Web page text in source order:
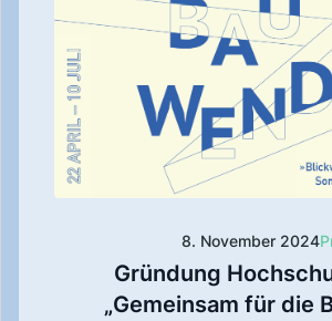
8. November 2024
Gründung
„Gemeinsam für die